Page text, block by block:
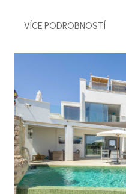
VÍCE PODROBNOSTÍ